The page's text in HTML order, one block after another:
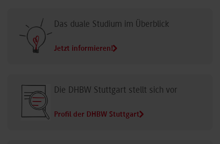
Das duale Studium im Überblick
Jetzt informieren!
Die DHBW Stuttgart stellt sich vor
Profil der DHBW Stuttgart